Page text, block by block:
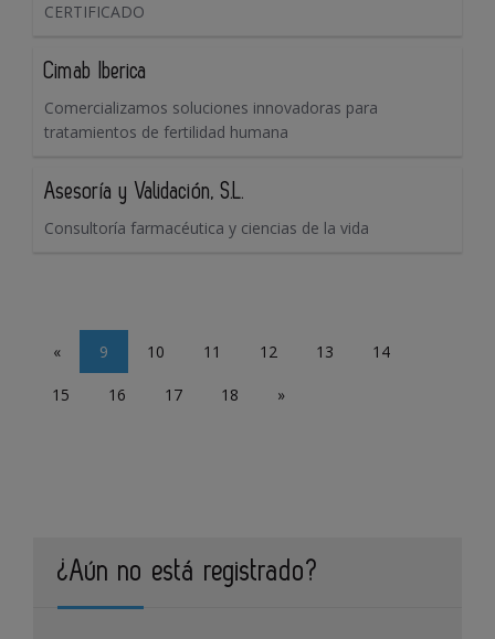
CERTIFICADO
Cimab Iberica
Comercializamos soluciones innovadoras para
tratamientos de fertilidad humana
Asesoría y Validación, S.L.
Consultoría farmacéutica y ciencias de la vida
« 9 10 11 12 13 14
15 16 17 18 »
¿Aún no está registrado?